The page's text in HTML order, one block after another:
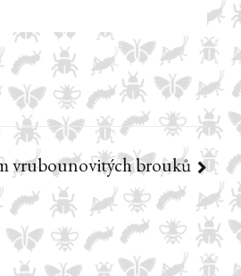
vrubounovitých brouků